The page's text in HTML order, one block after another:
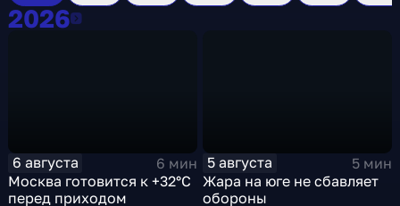
20262026
6 августа
6 мин
Москва готовится к +32°C
перед приходом
5 августа
5 мин
Жара на юге не сбавляет
обороны